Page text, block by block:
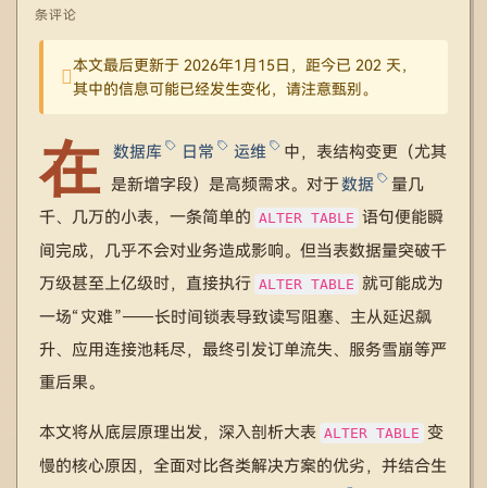
条评论
本文最后更新于 2026年1月15日，距今已 202 天，
其中的信息可能已经发生变化，请注意甄别。
在 数据库 日常 运维
中，表结构变更（尤其
是新增字段）是高频需求。对于数据
量几
千、几万的小表，一条简单的 ALTER TABLE 语句便能瞬
间完成，几乎不会对业务造成影响。但当表数据量突破千
万级甚至上亿级时，直接执行 ALTER TABLE 就可能成为
一场“灾难”——长时间锁表导致读写阻塞、主从延迟飙
升、应用连接池耗尽，最终引发订单流失、服务雪崩等严
重后果。
本文将从底层原理出发，深入剖析大表 ALTER TABLE 变
慢的核心原因，全面对比各类解决方案的优劣，并结合生